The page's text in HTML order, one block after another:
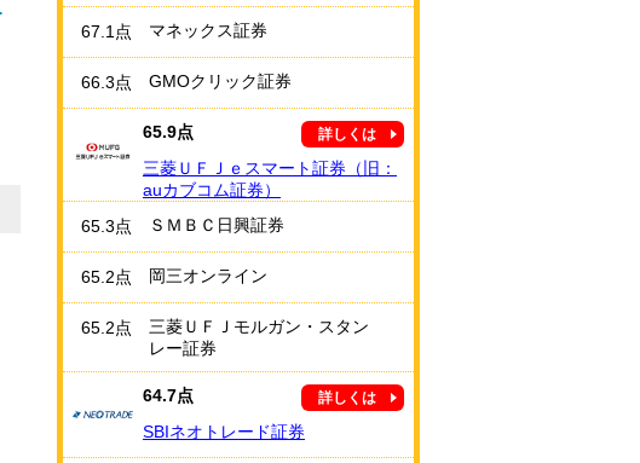
67.1点 マネックス証券
66.3点 GMOクリック証券
65.9点 詳しくは
三菱ＵＦＪｅスマート証券（旧：
auカブコム証券）
65.3点
ＳＭＢＣ日興証券
65.2点 岡三オンライン
65.2点
三菱ＵＦＪモルガン・スタン
レー証券
64.7点 詳しくは
SBIネオトレード証券